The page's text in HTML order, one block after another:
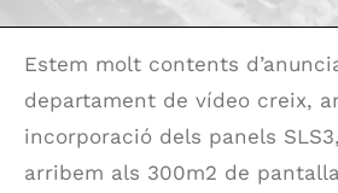
Estem molt contents
departament de vídeo creix,
incorporació dels panels
arribem als 300m2 de